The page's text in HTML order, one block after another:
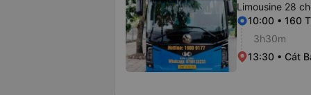
Limousine 28
10:00 • 160
3h30m
13:30 • Cát